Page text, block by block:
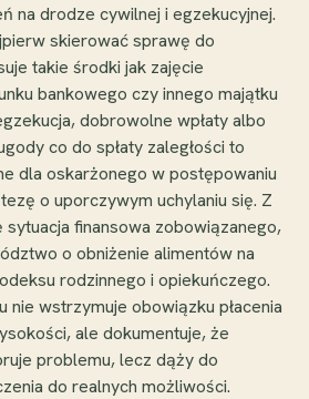
na drodze cywilnej i egzekucyjnej.
skierować sprawę do
takie środki jak zajęcie
bankowego czy innego majątku
dobrowolne wpłaty albo
co do spłaty zaległości to
dla oskarżonego w postępowaniu
o uporczywym uchylaniu się. Z
sytuacja finansowa zobowiązanego,
o obniżenie alimentów na
rodzinnego i opiekuńczego.
nie wstrzymuje obowiązku płacenia
ale dokumentuje, że
problemu, lecz dąży do
do realnych możliwości.